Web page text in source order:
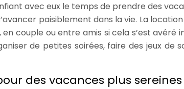
avec eux le temps de prendre des
paisiblement dans la vie. La
couple ou entre amis si cela s’est avéré
de petites soirées, faire des jeux de
des vacances plus